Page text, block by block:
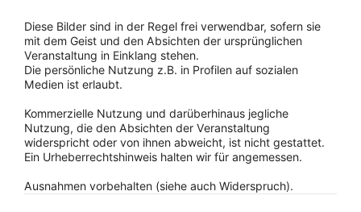
Diese Bilder sind in der Regel frei verwendbar, sofern sie
mit dem Geist und den Absichten der ursprünglichen
Veranstaltung in Einklang stehen.
Die persönliche Nutzung z.B. in Profilen auf sozialen
Medien ist erlaubt.
Kommerzielle Nutzung und darüberhinaus jegliche
Nutzung, die den Absichten der Veranstaltung
widerspricht oder von ihnen abweicht, ist nicht gestattet.
Ein Urheberrechtshinweis halten wir für angemessen.
Ausnahmen vorbehalten (siehe auch Widerspruch).